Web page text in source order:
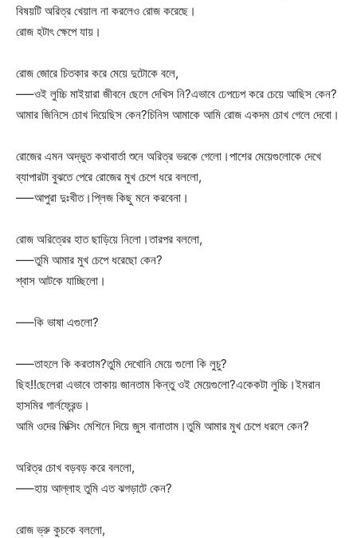
বিষয়টি অরিত্র খেয়াল না করলেও রোজ করেছে।
রোজ হটাৎ ক্ষেপে যায়।
রোজ জোরে চিতকার করে মেয়ে দুটোকে বলে,
—–ওই লুচ্চি মাইয়ারা জীবনে ছেলে দেখিস নি?এভাবে ঢেপঢেপ করে চেয়ে আছিস কেন?
আমার জিনিসে চোখ দিয়েছিস কেন?চিনিস আমাকে আমি রোজ একদম চোখ গেলে দেবো।
রোজের এমন অদ্ভুত কথাবার্তা শুনে অরিত্র ভরকে গেলো।পাশের মেয়েগুলোকে দেখে
ব্যাপারটা বুঝতে পেরে রোজের মুখ চেপে ধরে বললো,
—–আপুরা দুঃখীত।প্লিজ কিছু মনে করবেনা।
রোজ অরিত্রের হাত ছাড়িয়ে নিলো।তারপর বললো,
—–তুমি আমার মুখ চেপে ধরেছো কেন?
শ্বাস আটকে যাচ্ছিলো।
—–কি ভাষা এগুলো?
—–তাহলে কি করতাম?তুমি দেখোনি মেয়ে গুলো কি লুচু?
ছিহ!!ছেলেরা এভাবে তাকায় জানতাম কিন্তু ওই মেয়েগুলো?একেকটা লুচ্চি।ইমরান
হাসমির গার্লফ্রেন্ড।
আমি ওদের মিক্সিং মেশিনে দিয়ে জুস বানাতাম।তুমি আমার মুখ চেপে ধরলে কেন?
অরিত্র চোখ বড়বড় করে বললো,
—–হায় আল্লাহ তুমি এত ঝগড়াটে কেন?
রোজ ভ্রু কুচকে বললো,